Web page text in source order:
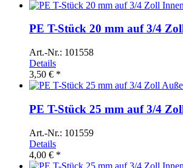
PE T-Stück 20 mm auf 3/4
Art.-Nr.: 101558
Details
3,50 € *
PE T-Stück 25 mm auf 3/4
Art.-Nr.: 101559
Details
4,00 € *